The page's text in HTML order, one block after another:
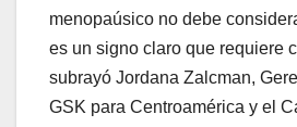
menopaúsico no debe
es un signo claro que requiere
subrayó Jordana Zalcman,
GSK para Centroamérica y el